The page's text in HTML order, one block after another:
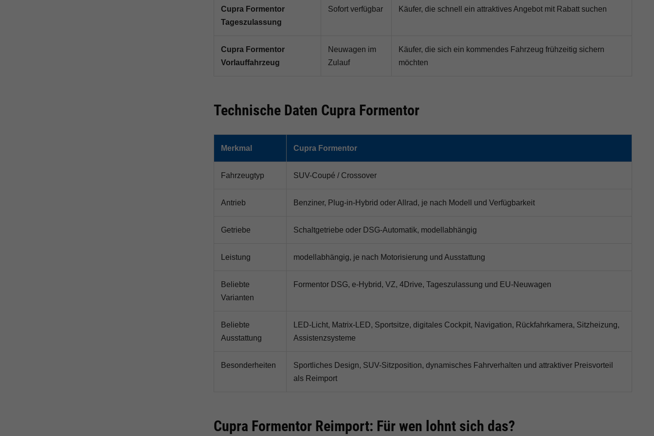
Cupra Formentor
Tageszulassung
Sofort verfügbar Käufer, die schnell ein attraktives Angebot mit Rabatt suchen
Cupra Formentor
Vorlauffahrzeug
Neuwagen im
Zulauf
Käufer, die sich ein kommendes Fahrzeug frühzeitig sichern
möchten
Technische Daten Cupra Formentor
Merkmal Cupra Formentor
Fahrzeugtyp SUV-Coupé / Crossover
Antrieb Benziner, Plug-in-Hybrid oder Allrad, je nach Modell und Verfügbarkeit
Getriebe Schaltgetriebe oder DSG-Automatik, modellabhängig
Leistung modellabhängig, je nach Motorisierung und Ausstattung
Beliebte
Varianten
Formentor DSG, e-Hybrid, VZ, 4Drive, Tageszulassung und EU-Neuwagen
Beliebte
Ausstattung
LED-Licht, Matrix-LED, Sportsitze, digitales Cockpit, Navigation, Rückfahrkamera, Sitzheizung,
Assistenzsysteme
Besonderheiten
Sportliches Design, SUV-Sitzposition, dynamisches Fahrverhalten und attraktiver Preisvorteil
als Reimport
Cupra Formentor Reimport: Für wen lohnt sich das?